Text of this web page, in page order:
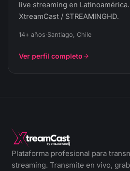
live streaming en
XtreamCast / STREAMINGHD.
14+ años·Santiago, Chile
Ver perfil completo
Plataforma profesional para
streaming. Transmite en vivo,